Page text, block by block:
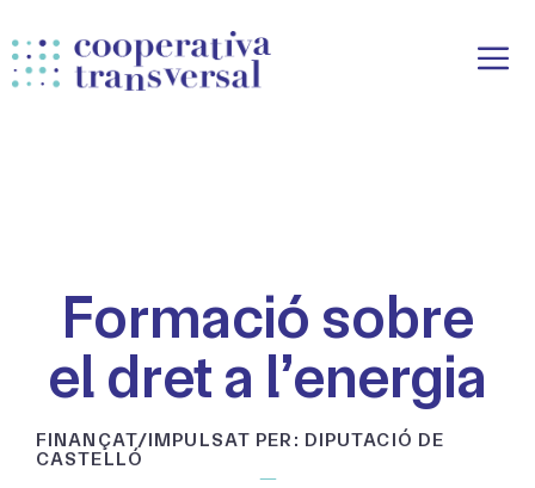
al
contingut
Formació sobre
el dret a l’energia
FINANÇAT/IMPULSAT PER: DIPUTACIÓ DE
CASTELLÓ